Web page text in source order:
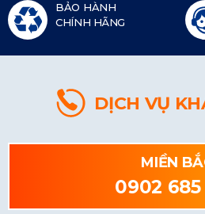
BẢO HÀNH
CHÍNH HÃNG
DỊCH VỤ
MIỀN
0902 685